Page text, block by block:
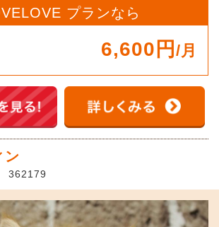
プランなら
6,600円 /月
ン
362179